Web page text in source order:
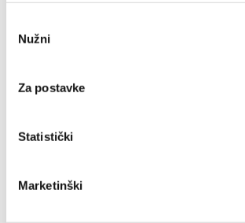
pristanka
Nužni
Za postavke
Statistički
Marketinški
IZDANJA NAKLADE